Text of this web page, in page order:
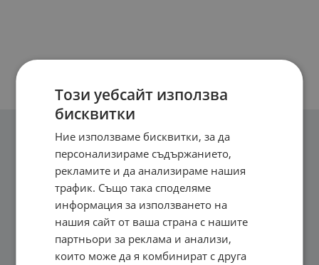
Този уебсайт използва
бисквитки
Ние използваме бисквитки, за да
персонализираме съдържанието,
рекламите и да анализираме нашия
трафик. Също така споделяме
информация за използването на
нашия сайт от ваша страна с нашите
партньори за реклама и анализи,
които може да я комбинират с друга